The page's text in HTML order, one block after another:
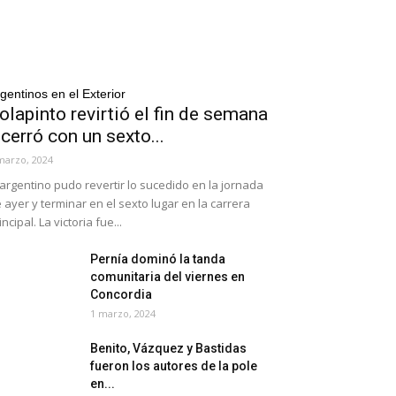
en el Exterior
revirtió el fin de semana
con un sexto...
2024
pudo revertir lo sucedido en la jornada
ayer y terminar en el sexto lugar en la carrera
La victoria fue...
Pernía dominó la tanda
comunitaria del viernes en
Concordia
1 marzo, 2024
Benito, Vázquez y Bastidas
fueron los autores de la pole
en...